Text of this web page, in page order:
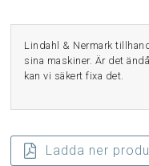
Lindahl & Nermark
sina maskiner. Är det
kan vi säkert fixa det.
Ladda ner